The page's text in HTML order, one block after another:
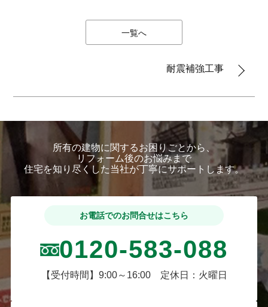
一覧へ
耐震補強工事
所有の建物に関するお困りごとから、
リフォーム後のお悩みまで
住宅を知り尽くした当社が丁寧にサポートします。
お電話でのお問合せはこちら
0120-583-088
【受付時間】9:00～16:00 定休日：火曜日